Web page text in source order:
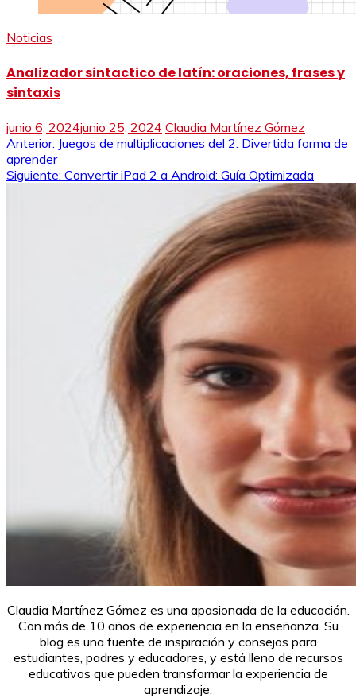
Noticias
Analizador sintactico de latín: oraciones, frases y
sintaxis
junio 6, 2024junio 25, 2024 Claudia Martínez Gómez
Navegación
de
Anterior: Juegos de multiplicaciones del 2: Divertida forma de
aprender
Siguiente: Convertir iPad 2 a Android: Guía Optimizada
Claudia Martínez Gómez es una apasionada de la educación.
Con más de 10 años de experiencia en la enseñanza. Su
blog es una fuente de inspiración y consejos para
estudiantes, padres y educadores, y está lleno de recursos
educativos que pueden transformar la experiencia de
aprendizaje.